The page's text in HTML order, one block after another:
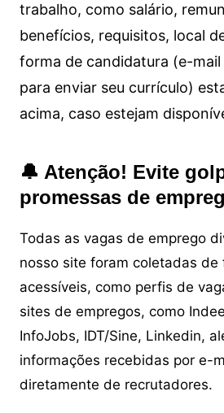
trabalho, como salário,
benefícios, requisitos, local
forma de candidatura (e-
para enviar seu currículo)
acima, caso estejam
🔔 Atenção! Evite
promessas de
Todas as vagas de emprego
nosso site foram coletadas de
acessíveis, como perfis de
sites de empregos, como
InfoJobs, IDT/Sine, Linkedin,
informações recebidas por e-
diretamente de recrutadores.